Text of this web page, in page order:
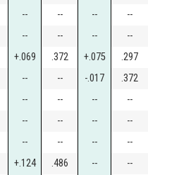
-- -- -- --
-- -- -- --
+.069 .372 +.075 .297
-- -- -.017 .372
-- -- -- --
-- -- -- --
-- -- -- --
+.124 .486 -- --